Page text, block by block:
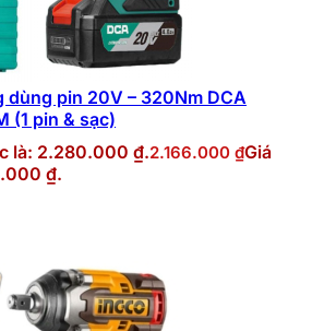
dùng pin 20V – 320Nm DCA
(1 pin & sạc)
là: 2.280.000 ₫.2.166.000 ₫Giá
₫.